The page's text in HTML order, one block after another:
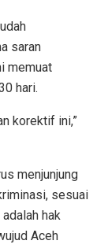
saran
memuat
hari.
korektif ini,”
menjunjung
sesuai
hak
Aceh